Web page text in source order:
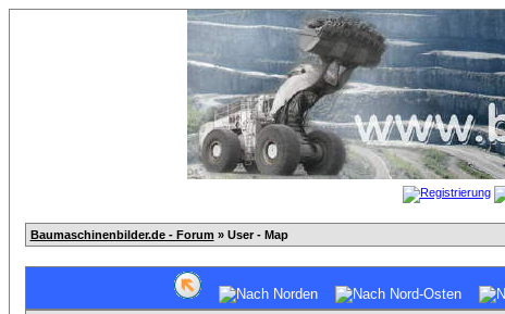
Baumaschinenbilder.de - Forum » User - Map